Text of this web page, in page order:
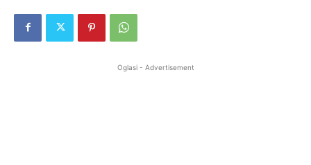
Oglasi - Advertisement